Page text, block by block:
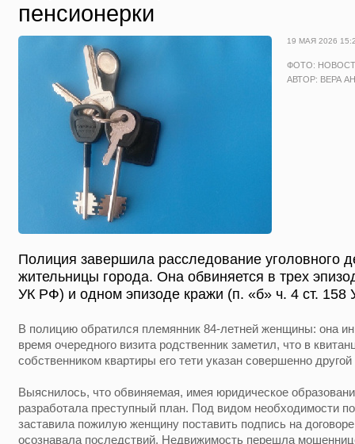
пенсионерки
19 МАЯ 2026
ФОТО:
АВТОР: ВЕРА
Полиция завершила расследование уголовного
жительницы города. Она обвиняется в трех
УК РФ) и одном эпизоде кражи (п. «б» ч. 4 ст. 158
В полицию обратился племянник 84-летней женщины: она
время очередного визита родственник заметил, что в
собственником квартиры его тети указан совершенно
Выяснилось, что обвиняемая, имея юридическое
разработала преступный план. Под видом необходимости
заставила пожилую женщину поставить подпись на
осознавала последствий. Недвижимость перешла